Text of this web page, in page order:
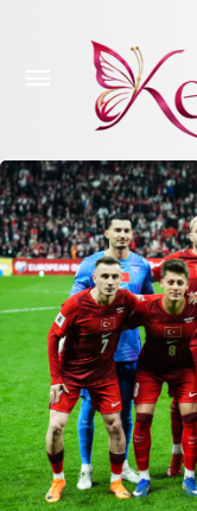
Makedonya maçı